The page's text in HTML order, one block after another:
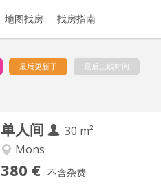
地图找房 找房指南
最后更新于 最后上线时间
单人间
30 m²
Mons
380 € 不含杂费
面积:30 m2